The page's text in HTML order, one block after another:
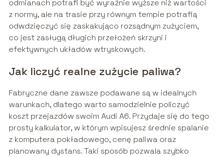
odmianach potrafi być wyraźnie wyższe niż wartości
z normy, ale na trasie przy równym tempie potrafią
odwdzięczyć się zaskakująco rozsądnym zużyciem,
co jest zasługą długich przełożeń skrzyni i
efektywnych układów wtryskowych.
Jak liczyć realne zużycie paliwa?
Fabryczne dane zawsze podawane są w idealnych
warunkach, dlatego warto samodzielnie policzyć
koszt przejazdów swoim Audi A6. Przydaje się do tego
prosty kalkulator, w którym wpisujesz średnie spalanie
z komputera pokładowego, cenę paliwa oraz
planowany dystans. Taki sposób pozwala szybko